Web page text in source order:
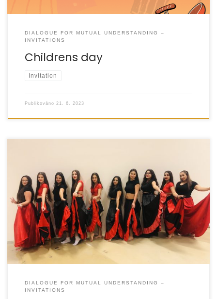
DIALOGUE FOR MUTUAL UNDERSTANDING –
INVITATIONS
Childrens day
Invitation
Publikováno 21. 6. 2023
DIALOGUE FOR MUTUAL UNDERSTANDING –
INVITATIONS